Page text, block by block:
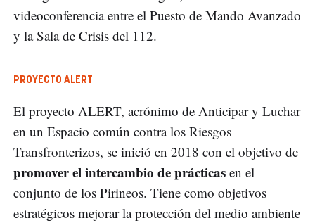
videoconferencia entre el Puesto de Mando Avanzado
y la Sala de Crisis del 112.
PROYECTO ALERT
El proyecto ALERT, acrónimo de Anticipar y Luchar
en un Espacio común contra los Riesgos
Transfronterizos, se inició en 2018 con el objetivo de
promover el intercambio de prácticas en el
conjunto de los Pirineos. Tiene como objetivos
estratégicos mejorar la protección del medio ambiente